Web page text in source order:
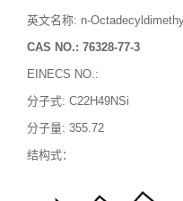
英文名称: n-
CAS NO.: 76328-77-3
EINECS NO.:
分子式: C22H49NSi
分子量: 355.72
结构式：